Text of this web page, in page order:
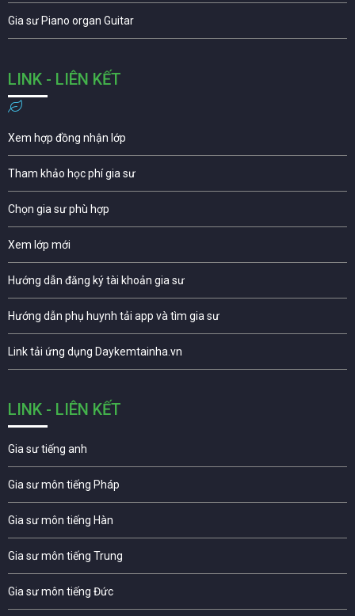
Gia sư Piano organ Guitar
LINK - LIÊN KẾT
Xem hợp đồng nhận lớp
Tham khảo học phí gia sư
Chọn gia sư phù hợp
Xem lớp mới
Hướng dẫn đăng ký tài khoản gia sư
Hướng dẫn phụ huynh tải app và tìm gia sư
Link tải ứng dụng Daykemtainha.vn
LINK - LIÊN KẾT
Gia sư tiếng anh
Gia sư môn tiếng Pháp
Gia sư môn tiếng Hàn
Gia sư môn tiếng Trung
Gia sư môn tiếng Đức